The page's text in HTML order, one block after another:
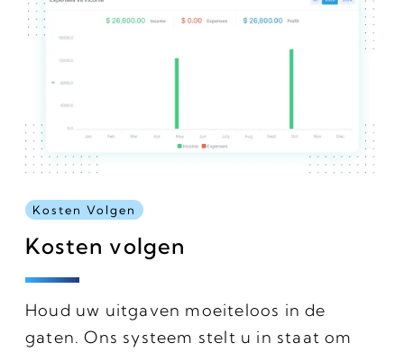
Kosten Volgen
Kosten volgen
Houd uw uitgaven moeiteloos in de
gaten. Ons systeem stelt u in staat om